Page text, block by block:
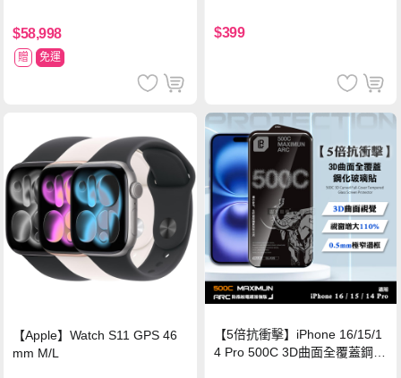
$58,998
贈 免運
$399
【Apple】Watch S11 GPS 46
mm M/L
【5倍抗衝擊】iPhone 16/15/1
4 Pro 500C 3D曲面全覆蓋鋼化